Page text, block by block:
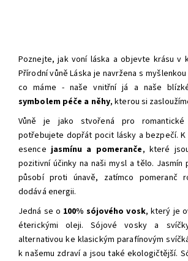
Poznejte, jak voní láska a objevte krásu v
Přírodní vůněLáska je navržena s
co máme - naše vnitřní já a naše
symbolem péče a něhy, kterou si
Vůně je jako stvořená pro
potřebujete dopřát pocit lásky a bezpečí. K
esencejasmínu a pomeranče, které
pozitivní účinky na naši mysl a tělo. Jasmín
působí proti únavě, zatímco pomeranč
dodává energii.
Jedná se o 100% sójového vosk, který je
éterickými oleji. Sójové vosky a
alternativou ke klasickým parafínovým
k našemu zdraví a jsou také ekologičtější.